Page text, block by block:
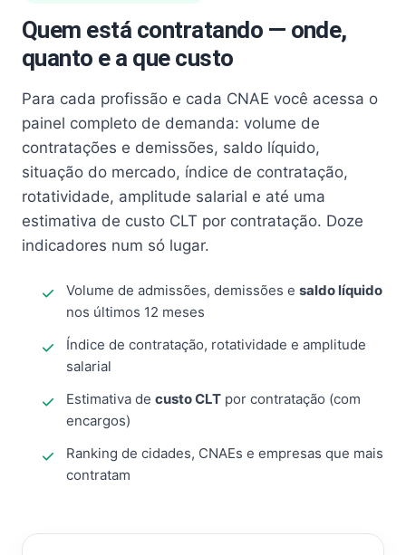
Quem está contratando — onde,
quanto e a que custo
Para cada profissão e cada CNAE você acessa o
painel completo de demanda: volume de
contratações e demissões, saldo líquido,
situação do mercado, índice de contratação,
rotatividade, amplitude salarial e até uma
estimativa de custo CLT por contratação. Doze
indicadores num só lugar.
Volume de admissões, demissões e saldo líquido
nos últimos 12 meses
Índice de contratação, rotatividade e amplitude
salarial
Estimativa de custo CLT por contratação (com
encargos)
Ranking de cidades, CNAEs e empresas que mais
contratam